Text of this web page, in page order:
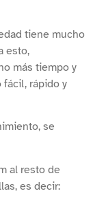
tiene mucho
esto,
más tiempo y
fácil, rápido y
se
al resto de
es decir: